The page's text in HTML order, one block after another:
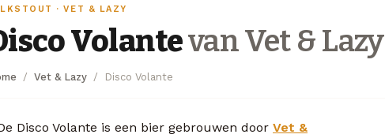
· VET & LAZY
Volantevan Vet & Lazy
Vet & Lazy Disco Volante
Disco Volante is een bier gebrouwen door Vet &